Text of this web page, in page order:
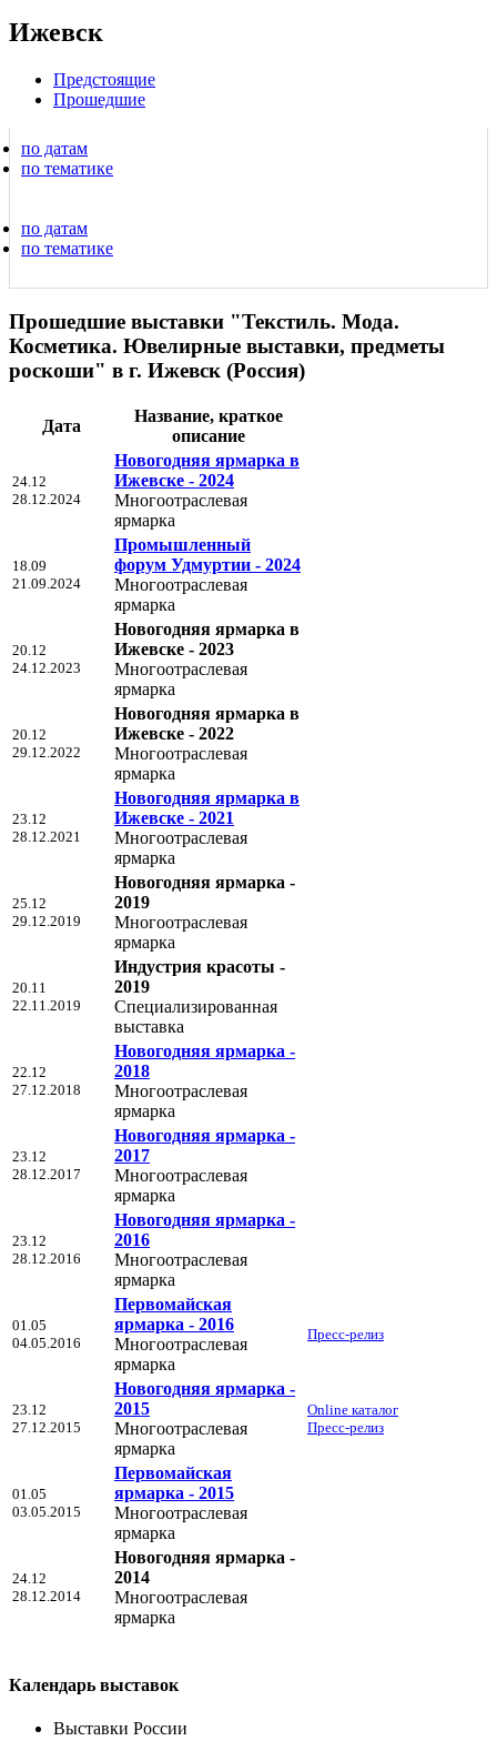
Ижевск
Предстоящие
Прошедшие
по датам
по тематике
по датам
по тематике
Прошедшие выставки "Текстиль. Мода.
Косметика. Ювелирные выставки, предметы
роскоши" в г. Ижевск (Россия)
Дата
Название, краткое
описание
24.12
28.12.2024
Новогодняя ярмарка в
Ижевске - 2024
Многоотраслевая
ярмарка
18.09
21.09.2024
Промышленный
форум Удмуртии - 2024
Многоотраслевая
ярмарка
20.12
24.12.2023
Новогодняя ярмарка в
Ижевске - 2023
Многоотраслевая
ярмарка
20.12
29.12.2022
Новогодняя ярмарка в
Ижевске - 2022
Многоотраслевая
ярмарка
23.12
28.12.2021
Новогодняя ярмарка в
Ижевске - 2021
Многоотраслевая
ярмарка
25.12
29.12.2019
Новогодняя ярмарка -
2019
Многоотраслевая
ярмарка
20.11
22.11.2019
Индустрия красоты -
2019
Специализированная
выставка
22.12
27.12.2018
Новогодняя ярмарка -
2018
Многоотраслевая
ярмарка
23.12
28.12.2017
Новогодняя ярмарка -
2017
Многоотраслевая
ярмарка
23.12
28.12.2016
Новогодняя ярмарка -
2016
Многоотраслевая
ярмарка
01.05
04.05.2016
Первомайская
ярмарка - 2016
Многоотраслевая
ярмарка
Пресс-релиз
23.12
27.12.2015
Новогодняя ярмарка -
2015
Многоотраслевая
ярмарка
Online каталог
Пресс-релиз
01.05
03.05.2015
Первомайская
ярмарка - 2015
Многоотраслевая
ярмарка
24.12
28.12.2014
Новогодняя ярмарка -
2014
Многоотраслевая
ярмарка
Календарь выставок
Выставки России